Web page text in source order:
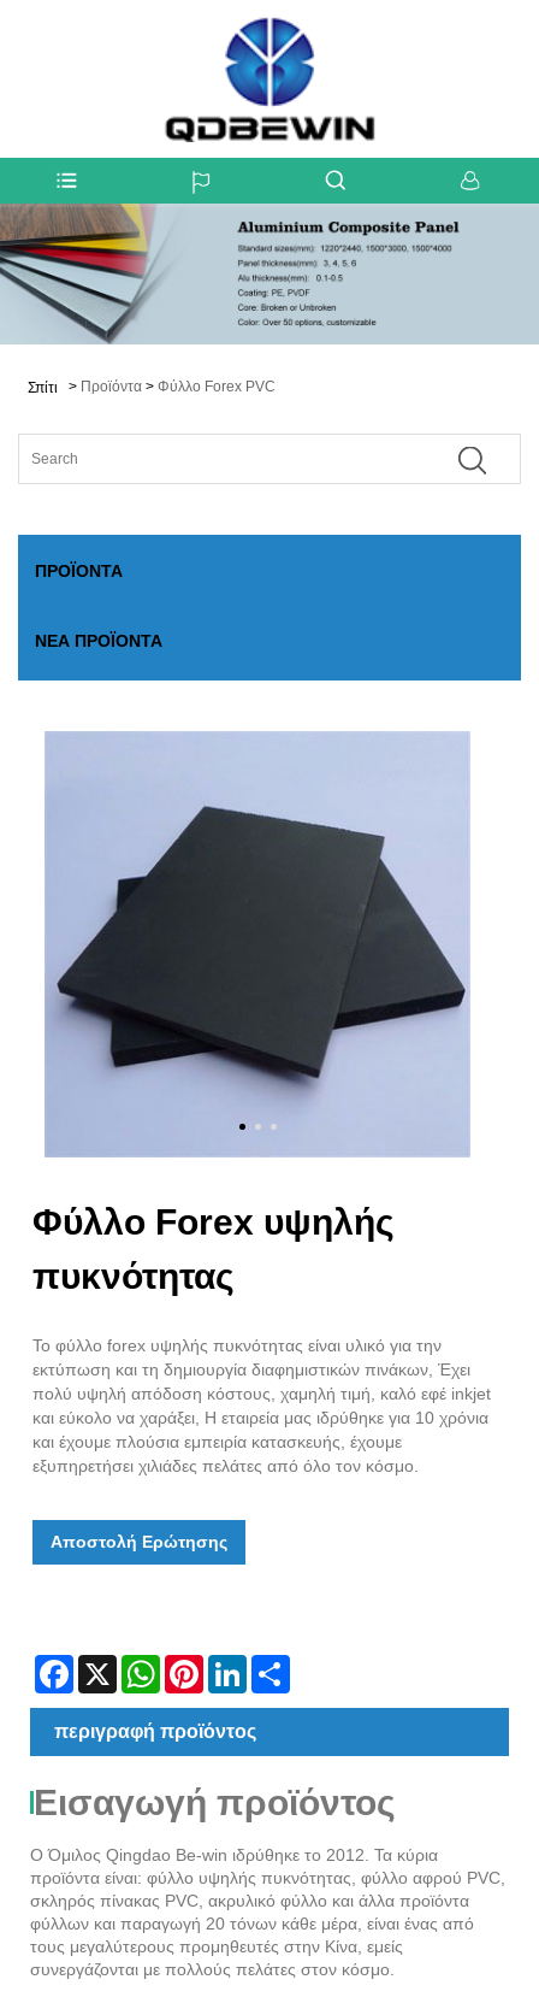
Σπίτι > Προϊόντα > Φύλλο Forex PVC
ΠΡΟΪΌΝΤΑ
ΝΈΑ ΠΡΟΪΌΝΤΑ
Φύλλο Forex υψηλής
πυκνότητας
Το φύλλο forex υψηλής πυκνότητας είναι υλικό για την
εκτύπωση και τη δημιουργία διαφημιστικών πινάκων, Έχει
πολύ υψηλή απόδοση κόστους, χαμηλή τιμή, καλό εφέ inkjet
και εύκολο να χαράξει, Η εταιρεία μας ιδρύθηκε για 10 χρόνια
και έχουμε πλούσια εμπειρία κατασκευής, έχουμε
εξυπηρετήσει χιλιάδες πελάτες από όλο τον κόσμο.
Αποστολή Ερώτησης
Facebook
X WhatsAppPinterestLinkedIn
περιγραφή προϊόντος
Εισαγωγή προϊόντος
Ο Όμιλος Qingdao Be-win ιδρύθηκε το 2012. Τα κύρια
προϊόντα είναι: φύλλο υψηλής πυκνότητας, φύλλο αφρού PVC,
σκληρός πίνακας PVC, ακρυλικό φύλλο και άλλα προϊόντα
φύλλων και παραγωγή 20 τόνων κάθε μέρα, είναι ένας από
τους μεγαλύτερους προμηθευτές στην Κίνα, εμείς
συνεργάζονται με πολλούς πελάτες στον κόσμο.